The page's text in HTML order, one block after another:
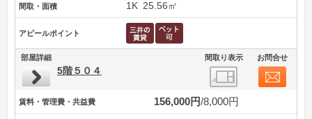
間取・面積 1K 25.56㎡
アピールポイント
部屋詳細 間取り表示 お問合せ
5階５０４
賃料・管理費・共益費 156,000円 8,000円